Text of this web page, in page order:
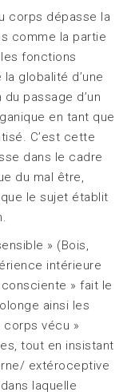
corps dépasse la
comme la partie
fonctions
globalité d’une
passage d’un
en tant que
C’est cette
dans le cadre
du mal être,
le sujet établit
» (Bois,
intérieure
» fait le
ainsi les
corps vécu »
tout en insistant
extéroceptive
laquelle